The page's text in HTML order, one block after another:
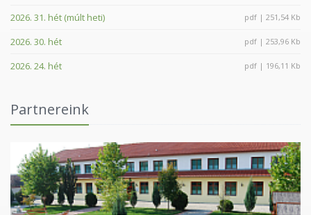
2026. 31. hét (múlt heti) pdf | 251,54 Kb
2026. 30. hét pdf | 253,96 Kb
2026. 24. hét pdf | 196,11 Kb
Partnereink